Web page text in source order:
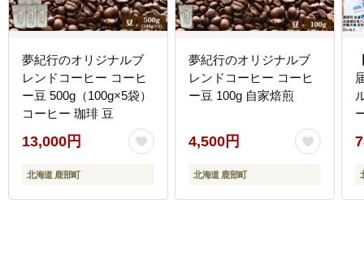
夢紀行のオリジナルブ
レンドコーヒー コーヒ
ー豆 500g（100g×5袋）
コーヒー 珈琲 豆
13,000円
北海道 鹿部町
夢紀行のオリジナルブ
レンドコーヒー コーヒ
ー豆 100g 自家焙煎
4,500円
北海道 鹿部町